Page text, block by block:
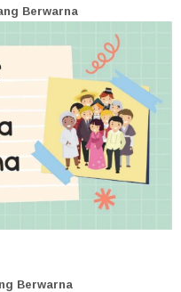
Berwarna
Berwarna